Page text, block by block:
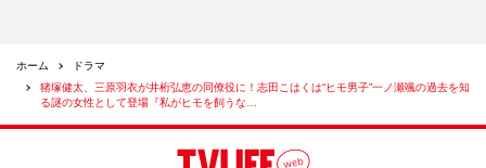
ホーム
ドラマ
猪塚健太、三原羽衣が井桁弘恵の同僚役に！志田こはくは“ヒモ男子”一ノ瀬颯の過去を知
る謎の女性として登場『私がヒモを飼うな…